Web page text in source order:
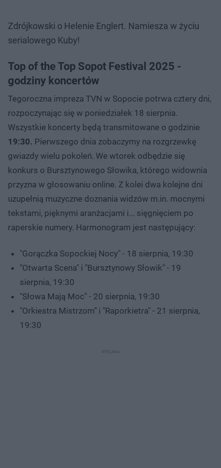
Zdrójkowski o Helenie Englert. Namiesza w życiu
serialowego Kuby!
Top of the Top Sopot Festival 2025 -
godziny koncertów
Tegoroczna impreza TVN w Sopocie potrwa cztery dni,
rozpoczynając się w poniedziałek 18 sierpnia.
Wszystkie koncerty będą transmitowane o godzinie
19:30. Pierwszego dnia zobaczymy na rozgrzewkę
gwiazdy wielu pokoleń. We wtorek odbędzie się
konkurs o Bursztynowego Słowika, którego widownia
przyzna w głosowaniu online. Z kolei dwa kolejne dni
uzupełnią muzyczne doznania widzów m.in. mocnymi
tekstami, pięknymi aranżacjami i... sięgnięciem po
raperskie numery. Harmonogram jest następujący:
"Gorączka Sopockiej Nocy" - 18 sierpnia, 19:30
"Otwarta Scena" i "Bursztynowy Słowik" - 19
sierpnia, 19:30
"Słowa Mają Moc" - 20 sierpnia, 19:30
"Orkiestra Mistrzom" i "Raporkietra" - 21 sierpnia,
19:30